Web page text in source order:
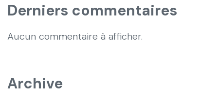
Derniers commentaires
Aucun commentaire à afficher.
Archive